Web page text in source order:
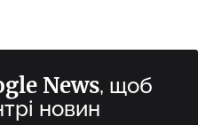
News, щоб
новин